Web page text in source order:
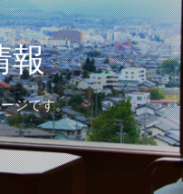
報
ジです。